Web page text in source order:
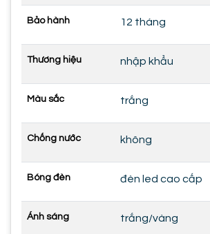
Bảo hành 12 tháng
Thương hiệu nhập khẩu
Màu sắc trắng
Chống nước không
Bóng đèn đèn led cao cấp
Ánh sáng trắng/vàng